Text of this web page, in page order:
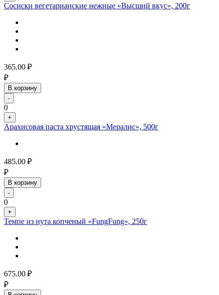
Сосиски вегетарианские нежные «Высший вкус», 200г
365.00 ₽
₽
В корзину
-
0
+
Арахисовая паста хрустящая «Мералис», 500г
485.00 ₽
₽
В корзину
-
0
+
Темпе из нута копченый «FungFung», 250г
675.00 ₽
₽